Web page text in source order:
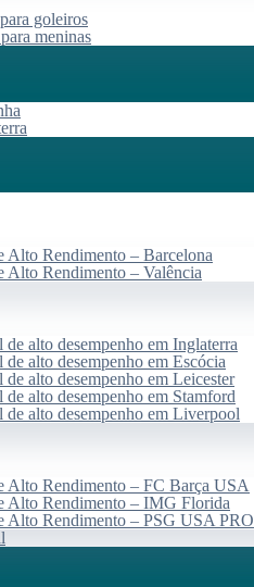
goleiros
meninas
Alto Rendimento – Barcelona
Alto Rendimento – Valência
alto desempenho em Inglaterra
alto desempenho em Escócia
alto desempenho em Leicester
alto desempenho em Stamford
de alto desempenho em Liverpool
Alto Rendimento – FC Barça USA
Alto Rendimento – IMG Florida
Alto Rendimento – PSG USA PRO